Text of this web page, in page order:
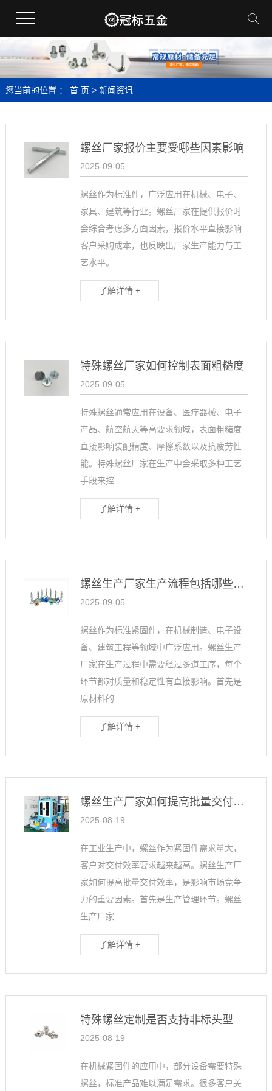
您当前的位置 ： 首 页 > 新闻资讯
螺丝厂家报价主要受哪些因素影响
2025-09-05
螺丝作为标准件，广泛应用在机械、电子、
家具、建筑等行业。螺丝厂家在提供报价时
会综合考虑多方面因素，报价水平直接影响
客户采购成本，也反映出厂家生产能力与工
艺水平。...
了解详情 +
特殊螺丝厂家如何控制表面粗糙度
2025-09-05
特殊螺丝通常应用在设备、医疗器械、电子
产品、航空航天等高要求领域，表面粗糙度
直接影响装配精度、摩擦系数以及抗疲劳性
能。特殊螺丝厂家在生产中会采取多种工艺
手段来控...
了解详情 +
螺丝生产厂家生产流程包括哪些环节
2025-09-05
螺丝作为标准紧固件，在机械制造、电子设
备、建筑工程等领域中广泛应用。螺丝生产
厂家在生产过程中需要经过多道工序，每个
环节都对质量和稳定性有直接影响。首先是
原材料的...
了解详情 +
螺丝生产厂家如何提高批量交付效率
2025-08-19
在工业生产中，螺丝作为紧固件需求量大，
客户对交付效率要求越来越高。螺丝生产厂
家如何提高批量交付效率，是影响市场竞争
力的重要因素。首先是生产管理环节。螺丝
生产厂家...
了解详情 +
特殊螺丝定制是否支持非标头型
2025-08-19
在机械紧固件的应用中，部分设备需要特殊
螺丝，标准产品难以满足需求。很多客户关